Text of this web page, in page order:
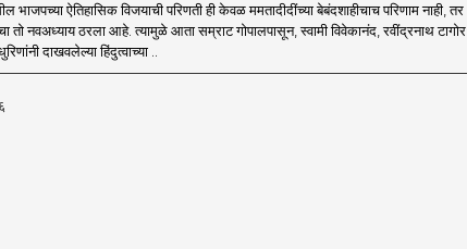
भाजपच्या ऐतिहासिक विजयाची परिणती ही केवळ ममतादीदींच्या बेबंदशाहीचाच परिणाम नाही, तर
तो नवअध्याय ठरला आहे. त्यामुळे आता सम्राट गोपालपासून, स्वामी विवेकानंद, रवींद्रनाथ टागोर
दाखवलेल्या हिंदुत्वाच्या ..